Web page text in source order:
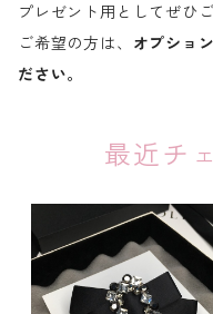
プレゼント用としてぜひ
ご希望の方は、 オプショ
ださい。
最近チ